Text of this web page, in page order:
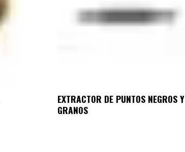
EXTRACTOR DE PUNTOS NEGROS Y
GRANOS